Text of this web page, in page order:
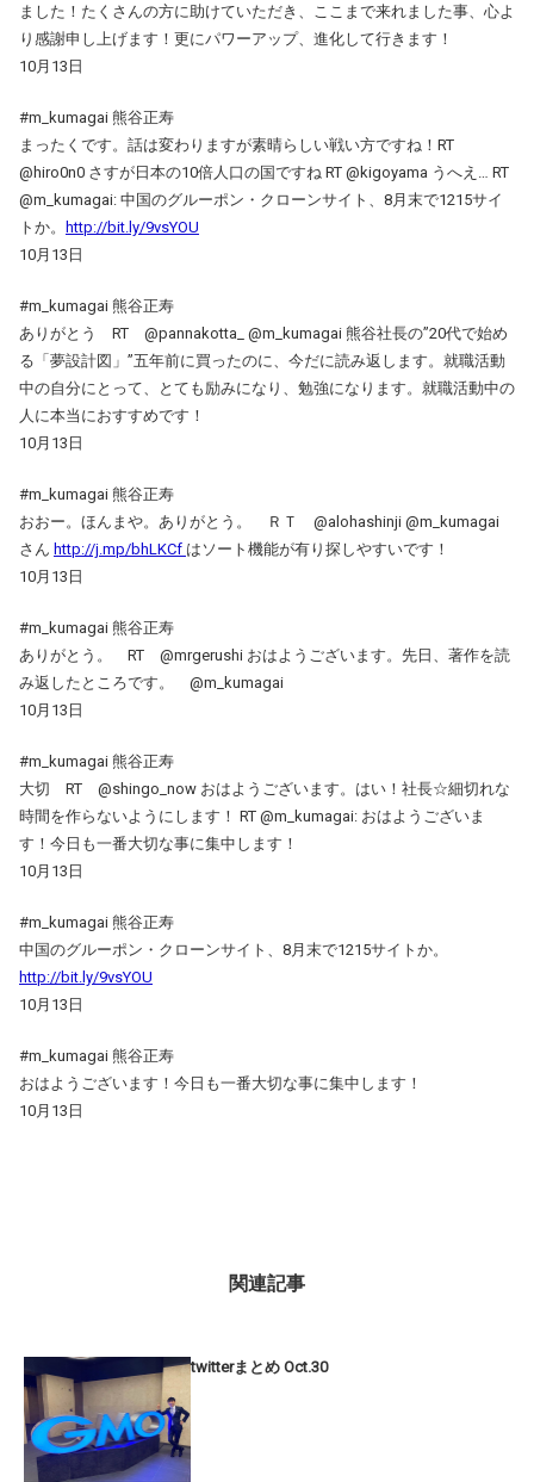
ました！たくさんの方に助けていただき、ここまで来れました事、心よ
り感謝申し上げます！更にパワーアップ、進化して行きます！
10月13日
#m_kumagai 熊谷正寿
まったくです。話は変わりますが素晴らしい戦い方ですね！RT
@hiro0n0 さすが日本の10倍人口の国ですね RT @kigoyama うへえ… RT
@m_kumagai: 中国のグルーポン・クローンサイト、8月末で1215サイ
トか。
http://bit.ly/9vsYOU
10月13日
#m_kumagai 熊谷正寿
ありがとう RT @pannakotta_ @m_kumagai 熊谷社長の”20代で始め
る「夢設計図」”五年前に買ったのに、今だに読み返します。就職活動
中の自分にとって、とても励みになり、勉強になります。就職活動中の
人に本当におすすめです！
10月13日
#m_kumagai 熊谷正寿
おおー。ほんまや。ありがとう。 ＲＴ @alohashinji @m_kumagai
さん http://j.mp/bhLKCf はソート機能が有り探しやすいです！
10月13日
#m_kumagai 熊谷正寿
ありがとう。 RT @mrgerushi おはようございます。先日、著作を読
み返したところです。 @m_kumagai
10月13日
#m_kumagai 熊谷正寿
大切 RT @shingo_now おはようございます。はい！社長☆細切れな
時間を作らないようにします！ RT @m_kumagai: おはようございま
す！今日も一番大切な事に集中します！
10月13日
#m_kumagai 熊谷正寿
中国のグルーポン・クローンサイト、8月末で1215サイトか。
http://bit.ly/9vsYOU
10月13日
#m_kumagai 熊谷正寿
おはようございます！今日も一番大切な事に集中します！
10月13日
関連記事
twitterまとめ Oct.30